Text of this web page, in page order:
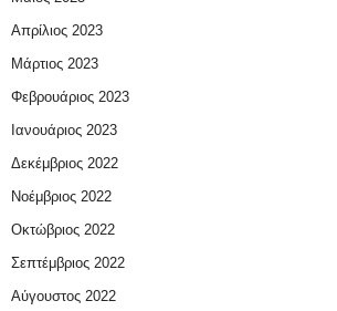
Απρίλιος 2023
Μάρτιος 2023
Φεβρουάριος 2023
Ιανουάριος 2023
Δεκέμβριος 2022
Νοέμβριος 2022
Οκτώβριος 2022
Σεπτέμβριος 2022
Αύγουστος 2022